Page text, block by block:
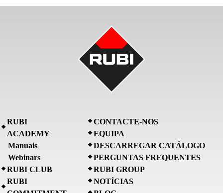
RUBI
ACADEMY
Manuais
Webinars
RUBI CLUB
RUBI
CONTACTE-NOS
EQUIPA
DESCARREGAR CATÁLOGO
PERGUNTAS FREQUENTES
RUBI GROUP
NOTÍCIAS